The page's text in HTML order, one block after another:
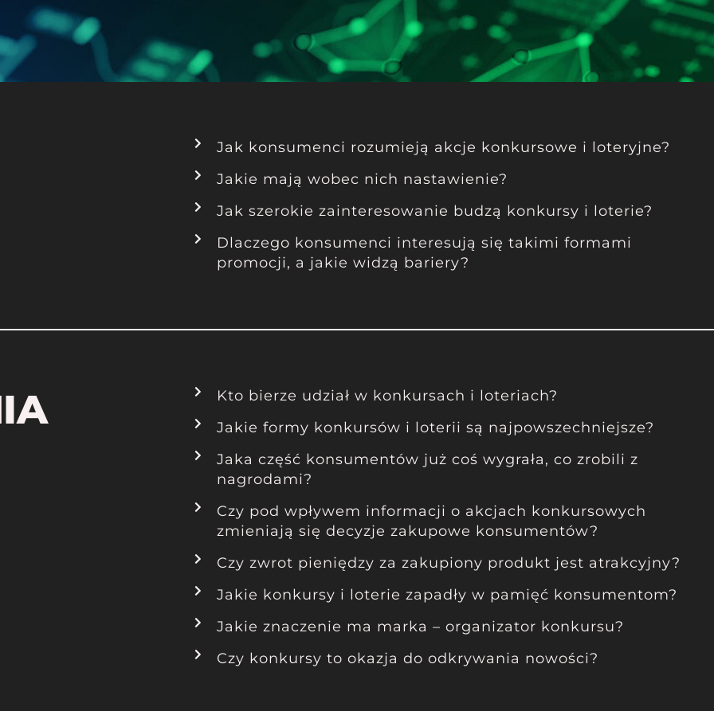
Jak konsumenci rozumieją akcje konkursowe i loteryjne?
Jakie mają wobec nich nastawienie?
Jak szerokie zainteresowanie budzą konkursy i loterie?
Dlaczego konsumenci interesują się takimi formami
promocji, a jakie widzą bariery?
Kto bierze udział w konkursach i loteriach?
Jakie formy konkursów i loterii są najpowszechniejsze?
Jaka część konsumentów już coś wygrała, co zrobili z
nagrodami?
Czy pod wpływem informacji o akcjach konkursowych
zmieniają się decyzje zakupowe konsumentów?
Czy zwrot pieniędzy za zakupiony produkt jest atrakcyjny?
Jakie konkursy i loterie zapadły w pamięć konsumentom?
Jakie znaczenie ma marka – organizator konkursu?
Czy konkursy to okazja do odkrywania nowości?